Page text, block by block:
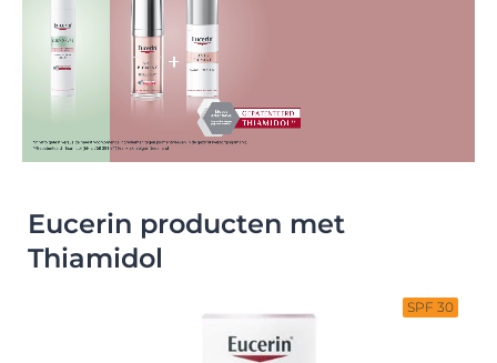
Eucerin producten met
Thiamidol
SPF 30